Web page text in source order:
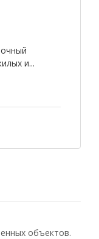
и...
объектов.